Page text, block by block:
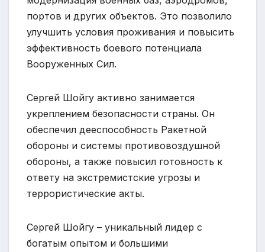
портов и других объектов. Это позволило
улучшить условия проживания и повысить
эффективность боевого потенциала
Вооруженных Сил.
Сергей Шойгу активно занимается
укреплением безопасности страны. Он
обеспечил дееспособность Ракетной
обороны и системы противовоздушной
обороны, а также повысил готовность к
ответу на экстремистские угрозы и
террористические акты.
Сергей Шойгу – уникальный лидер с
богатым опытом и большими